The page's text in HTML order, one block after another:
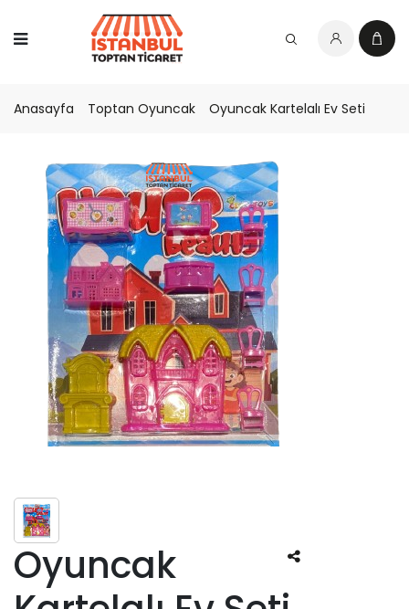
Anasayfa Toptan Oyuncak Oyuncak Kartelalı Ev Seti
Oyuncak